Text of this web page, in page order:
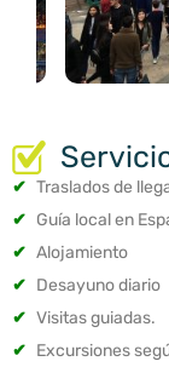
✔ Traslados de
✔ Guía local en
✔ Alojamiento
✔ Desayuno diario
✔ Visitas guiadas.
✔ Excursiones